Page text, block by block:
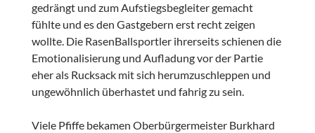
gedrängt und zum Aufstiegsbegleiter gemacht
fühlte und es den Gastgebern erst recht zeigen
wollte. Die RasenBallsportler ihrerseits schienen die
Emotionalisierung und Aufladung vor der Partie
eher als Rucksack mit sich herumzuschleppen und
ungewöhnlich überhastet und fahrig zu sein.
Viele Pfiffe bekamen Oberbürgermeister Burkhard